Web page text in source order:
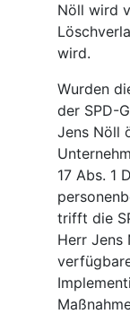
Nöll wird
wird.
Wurden
der SPD-
Jens Nöll
17 Abs. 1
trifft die
Herr Jens